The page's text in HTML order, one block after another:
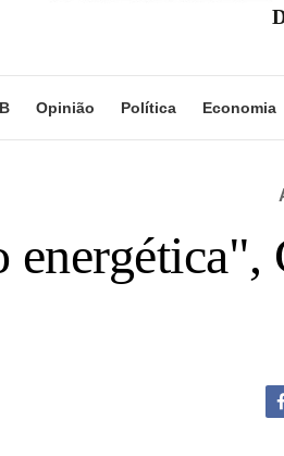
Opinião Política Economia
energética",